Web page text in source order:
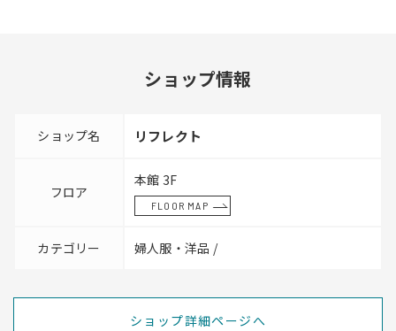
ショップ情報
ショップ名 リフレクト
フロア
本館 3F
FLOOR MAP
カテゴリー 婦人服・洋品 /
ショップ詳細ページへ